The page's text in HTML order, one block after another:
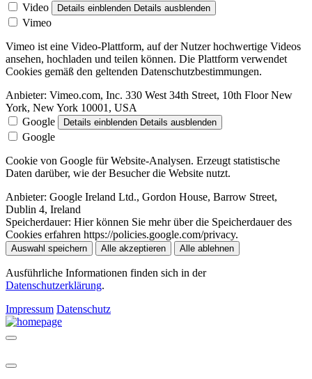
Video
Details einblenden Details ausblenden
Vimeo
Vimeo ist eine Video-Plattform, auf der Nutzer hochwertige Videos
ansehen, hochladen und teilen können. Die Plattform verwendet
Cookies gemäß den geltenden Datenschutzbestimmungen.
Anbieter: Vimeo.com, Inc. 330 West 34th Street, 10th Floor New
York, New York 10001, USA
Google
Details einblenden Details ausblenden
Google
Cookie von Google für Website-Analysen. Erzeugt statistische
Daten darüber, wie der Besucher die Website nutzt.
Anbieter: Google Ireland Ltd., Gordon House, Barrow Street,
Dublin 4, Ireland
Speicherdauer: Hier können Sie mehr über die Speicherdauer des
Cookies erfahren https://policies.google.com/privacy.
Auswahl speichern Alle akzeptieren Alle ablehnen
Ausführliche Informationen finden sich in der
Datenschutzerklärung.
Impressum Datenschutz